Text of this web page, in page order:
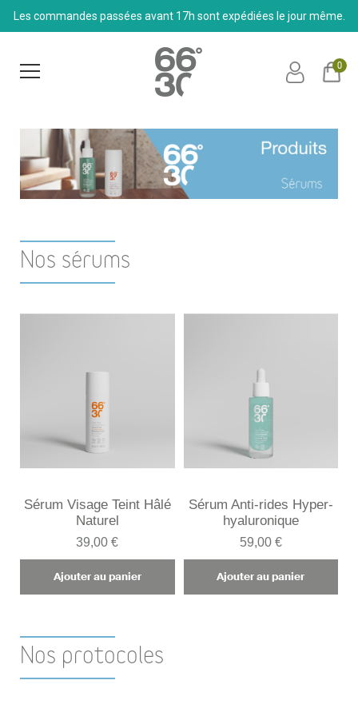
Les commandes passées avant 17h sont expédiées le jour même.
0
Nos sérums
Sérum Visage Teint Hâlé
Naturel
39,00 €
Ajouter au panier
Sérum Anti-rides Hyper-
hyaluronique
59,00 €
Ajouter au panier
Nos protocoles